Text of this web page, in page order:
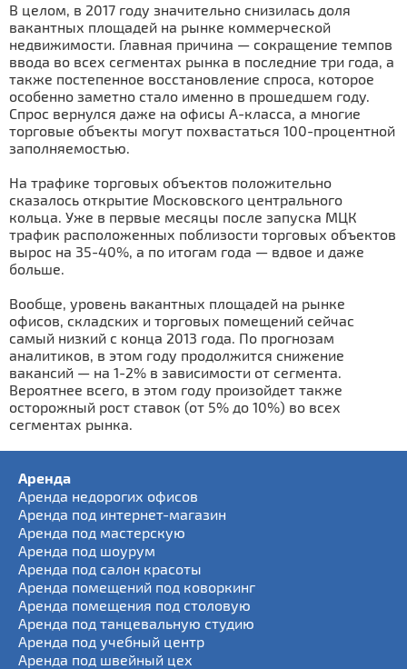
В целом, в 2017 году значительно снизилась доля
вакантных площадей на рынке коммерческой
недвижимости. Главная причина — сокращение темпов
ввода во всех сегментах рынка в последние три года, а
также постепенное восстановление спроса, которое
особенно заметно стало именно в прошедшем году.
Спрос вернулся даже на офисы А-класса, а многие
торговые объекты могут похвастаться 100-процентной
заполняемостью.
На трафике торговых объектов положительно
сказалось открытие Московского центрального
кольца. Уже в первые месяцы после запуска МЦК
трафик расположенных поблизости торговых объектов
вырос на 35-40%, а по итогам года — вдвое и даже
больше.
Вообще, уровень вакантных площадей на рынке
офисов, складских и торговых помещений сейчас
самый низкий с конца 2013 года. По прогнозам
аналитиков, в этом году продолжится снижение
вакансий — на 1-2% в зависимости от сегмента.
Вероятнее всего, в этом году произойдет также
осторожный рост ставок (от 5% до 10%) во всех
сегментах рынка.
Аренда
Аренда недорогих офисов
Аренда под интернет-магазин
Аренда под мастерскую
Аренда под шоурум
Аренда под салон красоты
Аренда помещений под коворкинг
Аренда помещения под столовую
Аренда под танцевальную студию
Аренда под учебный центр
Аренда под швейный цех